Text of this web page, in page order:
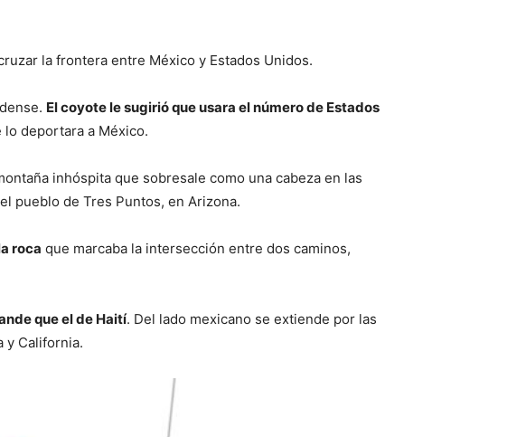
la frontera entre México y Estados Unidos.
El coyote le sugirió que usara el número de Estados
deportara a México.
inhóspita que sobresale como una cabeza en las
pueblo de Tres Puntos, en Arizona.
roca que marcaba la intersección entre dos caminos,
que el de Haití. Del lado mexicano se extiende por las
y California.